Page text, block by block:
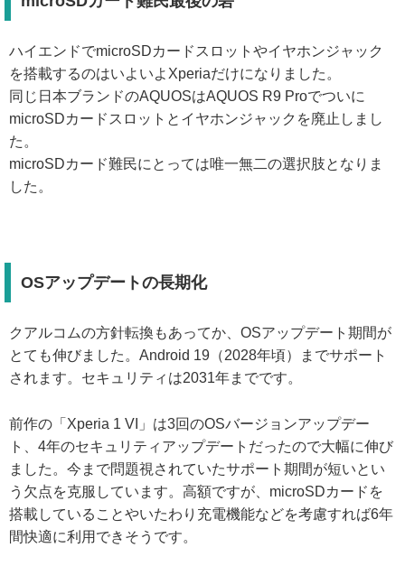
ハイエンドでmicroSDカードスロットやイヤホンジャック
を搭載するのはいよいよXperiaだけになりました。
同じ日本ブランドのAQUOSはAQUOS R9 Proでついに
microSDカードスロットとイヤホンジャックを廃止しまし
た。
microSDカード難民にとっては唯一無二の選択肢となりま
した。
OSアップデートの長期化
クアルコムの方針転換もあってか、OSアップデート期間が
とても伸びました。Android 19（2028年頃）までサポート
されます。セキュリティは2031年までです。
前作の「Xperia 1 VI」は3回のOSバージョンアップデー
ト、4年のセキュリティアップデートだったので大幅に伸び
ました。今まで問題視されていたサポート期間が短いとい
う欠点を克服しています。高額ですが、microSDカードを
搭載していることやいたわり充電機能などを考慮すれば6年
間快適に利用できそうです。